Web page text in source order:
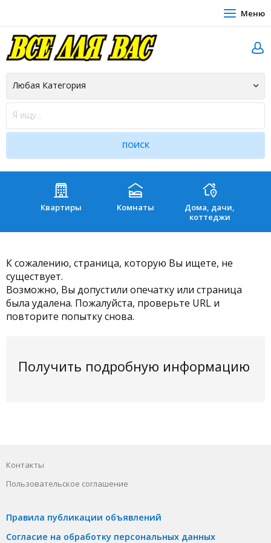
Меню
Квартиры Комнаты
Дома, дачи,
коттеджи
К сожалению, страница, которую Вы ищете, не
существует.
Возможно, Вы допустили опечатку или страница
была удалена. Пожалуйста, проверьте URL и
повторите попытку снова.
Получить подробную информацию
Контакты
Пользовательское соглашение
Правила публикации объявлений
Согласие на обработку персональных данных